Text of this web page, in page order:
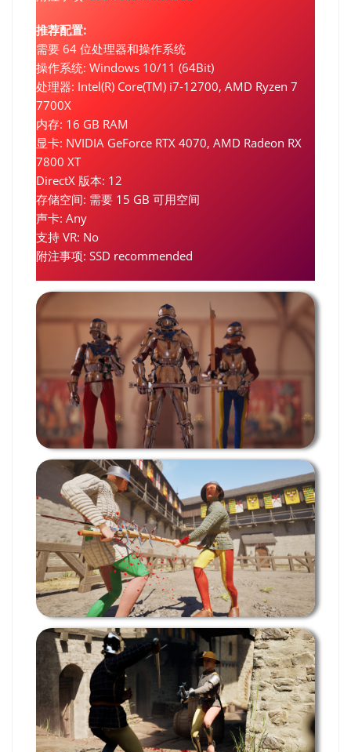
推荐配置:
需要 64 位处理器和操作系统
操作系统: Windows 10/11 (64Bit)
处理器: Intel(R) Core(TM) i7-12700, AMD Ryzen 7
7700X
内存: 16 GB RAM
显卡: NVIDIA GeForce RTX 4070, AMD Radeon RX
7800 XT
DirectX 版本: 12
存储空间: 需要 15 GB 可用空间
声卡: Any
支持 VR: No
附注事项: SSD recommended